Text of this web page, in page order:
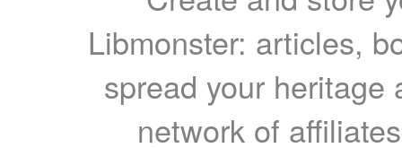
Libmonster: articles,
spread your heritage
network of